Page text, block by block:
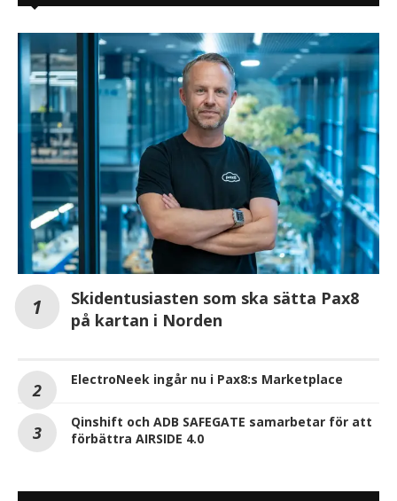
Skidentusiasten som ska sätta Pax8
på kartan i Norden
ElectroNeek ingår nu i Pax8:s Marketplace
Qinshift och ADB SAFEGATE samarbetar för att
förbättra AIRSIDE 4.0